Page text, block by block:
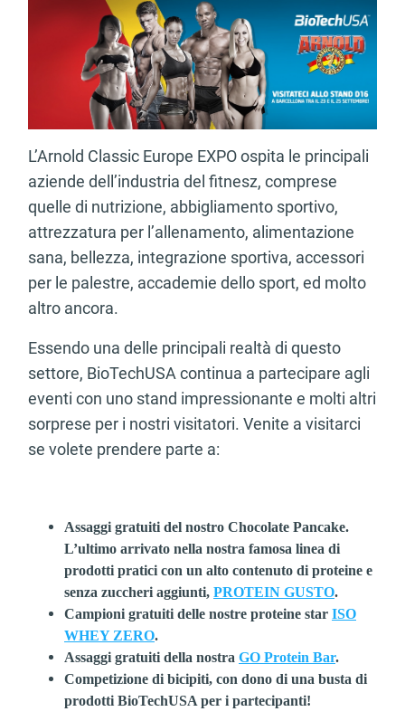
L’Arnold Classic Europe EXPO ospita le principali
aziende dell’industria del fitnesz, comprese
quelle di nutrizione, abbigliamento sportivo,
attrezzatura per l’allenamento, alimentazione
sana, bellezza, integrazione sportiva, accessori
per le palestre, accademie dello sport, ed molto
altro ancora.
Essendo una delle principali realtà di questo
settore, BioTechUSA continua a partecipare agli
eventi con uno stand impressionante e molti altri
sorprese per i nostri visitatori. Venite a visitarci
se volete prendere parte a:
Assaggi gratuiti del nostro Chocolate Pancake.
L’ultimo arrivato nella nostra famosa linea di
prodotti pratici con un alto contenuto di proteine e
senza zuccheri aggiunti, PROTEIN GUSTO.
Campioni gratuiti delle nostre proteine star ISO
WHEY ZERO.
Assaggi gratuiti della nostra GO Protein Bar.
Competizione di bicipiti, con dono di una busta di
prodotti BioTechUSA per i partecipanti!